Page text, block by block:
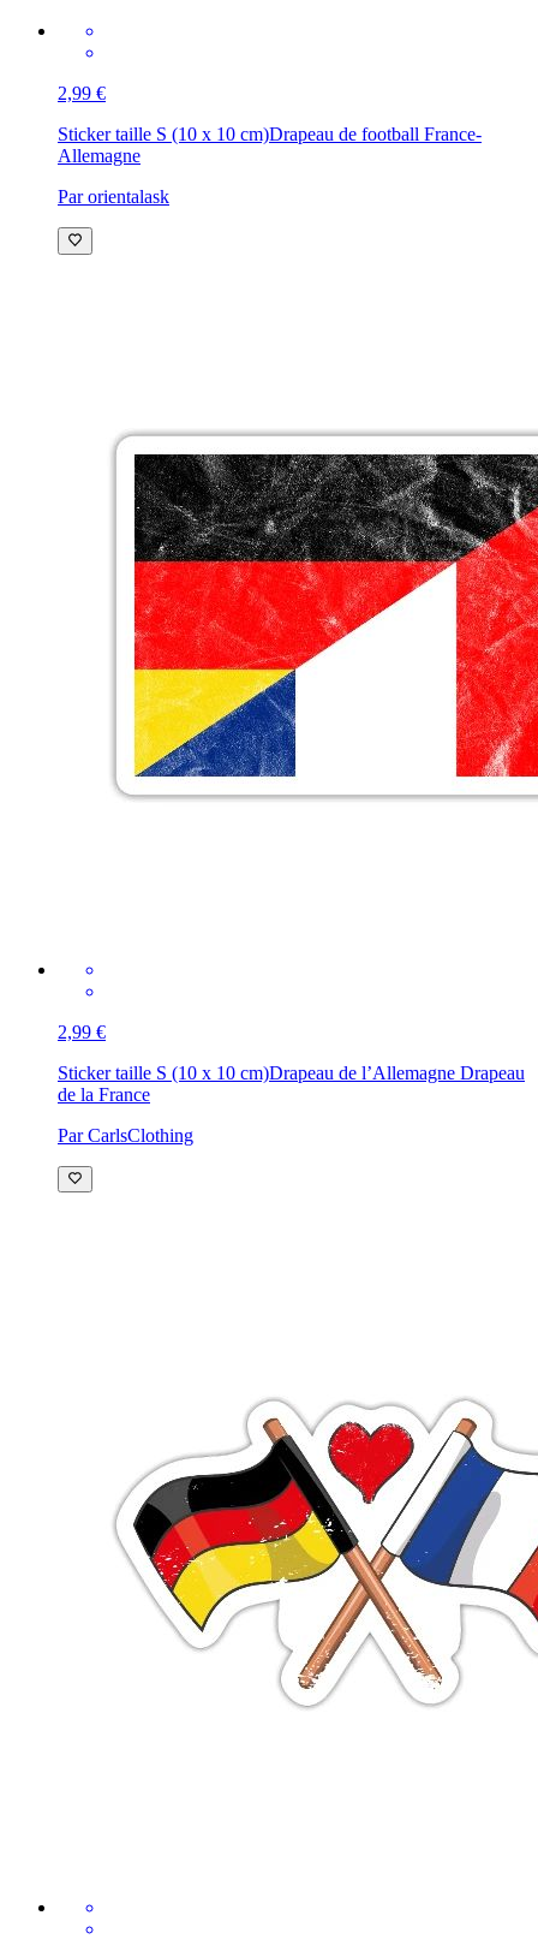
2,99 €
Sticker taille S (10 x 10 cm)Drapeau de football France-
Allemagne
Par orientalask
2,99 €
Sticker taille S (10 x 10 cm)Drapeau de l’Allemagne Drapeau
de la France
Par CarlsClothing